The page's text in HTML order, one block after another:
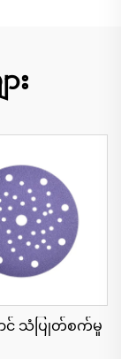
း
ာင် သံပြုတ်စက်မှု